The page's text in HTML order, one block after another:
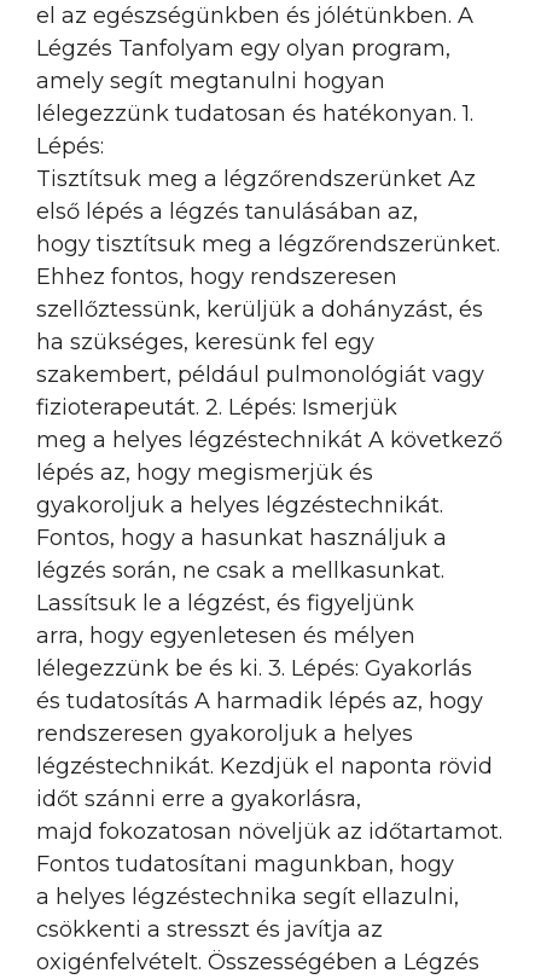
el az egészségünkben és jólétünkben. A
Légzés Tanfolyam egy olyan program,
amely segít megtanulni hogyan
lélegezzünk tudatosan és hatékonyan. 1.
Lépés:
Tisztítsuk meg a légzőrendszerünket Az
első lépés a légzés tanulásában az,
hogy tisztítsuk meg a légzőrendszerünket.
Ehhez fontos, hogy rendszeresen
szellőztessünk, kerüljük a dohányzást, és
ha szükséges, keresünk fel egy
szakembert, például pulmonológiát vagy
fizioterapeutát. 2. Lépés: Ismerjük
meg a helyes légzéstechnikát A következő
lépés az, hogy megismerjük és
gyakoroljuk a helyes légzéstechnikát.
Fontos, hogy a hasunkat használjuk a
légzés során, ne csak a mellkasunkat.
Lassítsuk le a légzést, és figyeljünk
arra, hogy egyenletesen és mélyen
lélegezzünk be és ki. 3. Lépés: Gyakorlás
és tudatosítás A harmadik lépés az, hogy
rendszeresen gyakoroljuk a helyes
légzéstechnikát. Kezdjük el naponta rövid
időt szánni erre a gyakorlásra,
majd fokozatosan növeljük az időtartamot.
Fontos tudatosítani magunkban, hogy
a helyes légzéstechnika segít ellazulni,
csökkenti a stresszt és javítja az
oxigénfelvételt. Összességében a Légzés